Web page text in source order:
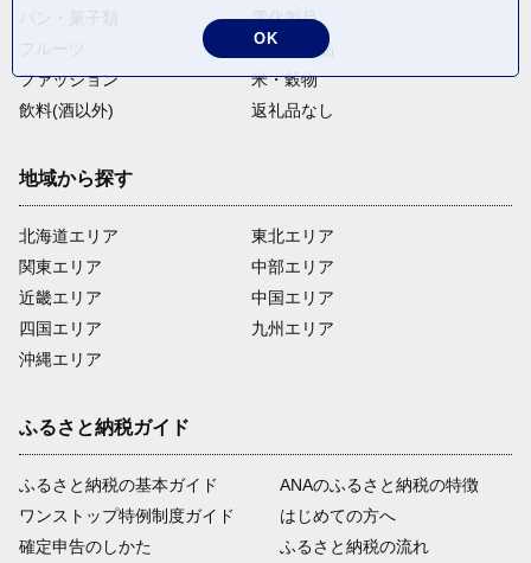
電化製品
卵・乳製品
ファッション
米・穀物
飲料(酒以外)
返礼品なし
地域から探す
北海道エリア
関東エリア
近畿エリア
四国エリア
沖縄エリア
東北エリア
中部エリア
中国エリア
九州エリア
ふるさと納税ガイド
ふるさと納税の基本ガイド
ワンストップ特例制度ガイド
確定申告のしかた
ANAのふるさと納税の特徴
はじめての方へ
ふるさと納税の流れ
OK